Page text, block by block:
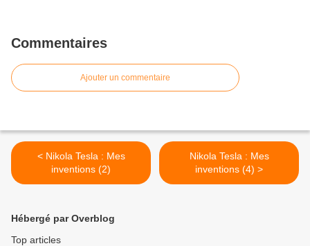
Commentaires
Ajouter un commentaire
< Nikola Tesla : Mes
inventions (2)
Nikola Tesla : Mes
inventions (4) >
Hébergé par Overblog
Top articles